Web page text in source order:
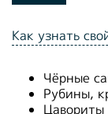
Как узнать
Чёрные
Рубины,
Цавориты